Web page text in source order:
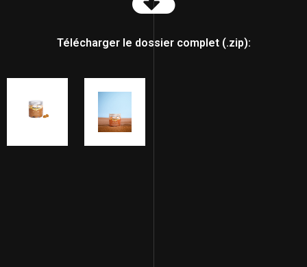
Télécharger le dossier complet (.zip):